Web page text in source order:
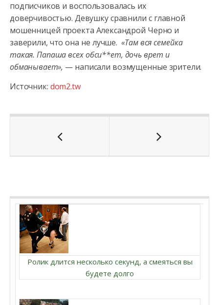
подписчиков и воспользовалась их
доверчивостью. Девушку сравнили с главной
мошенницей проекта Александрой Черно и
заверили, что она не лучше.«Там вся семейка
такая. Папаша всех обси**ет, дочь врет и
обманывает», — написали возмущенные зрители.
Источник: dom2.tw
Ролик длится несколько секунд, а смеяться вы
будете долго